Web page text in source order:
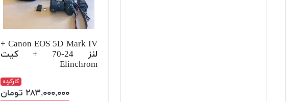
Canon EOS 5D Mark IV +
لنز 24-70 + کیت
Elinchrom
کارکرده
۲۸۳,۰۰۰,۰۰۰ تومان